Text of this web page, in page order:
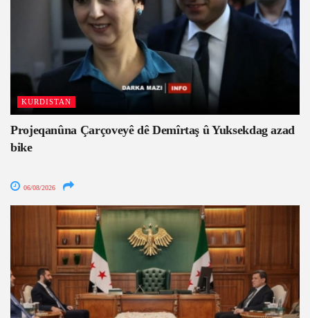
KURDISTAN
Projeqanûna Çarçoveyê dê Demîrtaş û Yuksekdag azad
bike
06/08/2026